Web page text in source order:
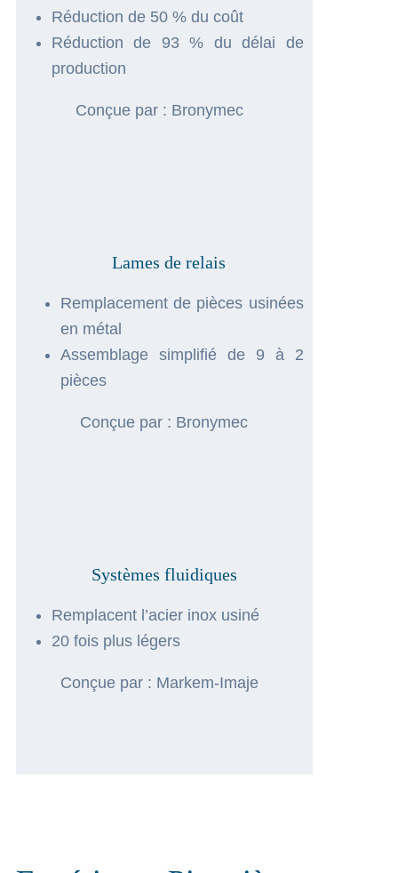
Réduction de 50 % du coût
Réduction de 93 % du délai de
production
Conçue par : Bronymec
Lames de relais
Remplacement de pièces usinées
en métal
Assemblage simplifié de 9 à 2
pièces
Conçue par : Bronymec
Systèmes fluidiques
Remplacent l’acier inox usiné
20 fois plus légers
Conçue par : Markem-Imaje